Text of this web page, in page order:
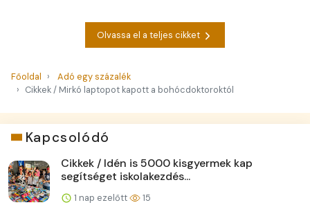
Olvassa el a teljes cikket
Főoldal
Adó egy százalék
Cikkek / Mirkó laptopot kapott a bohócdoktoroktól
Kapcsolódó
Cikkek / Idén is 5000 kisgyermek kap
segítséget iskolakezdés...
1 nap ezelőtt 15